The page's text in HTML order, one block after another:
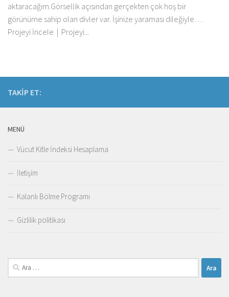
aktaracağım.Görsellik açısından gerçekten çok hoş bir
görünüme sahip olan divler var. İşinize yaraması dileğiyle…
Projeyi İncele | Projeyi...
TAKIP ET:
MENÜ
Vücut Kitle İndeksi Hesaplama
İletişim
Kalanlı Bölme Programı
Gizlilik politikası
Arama: